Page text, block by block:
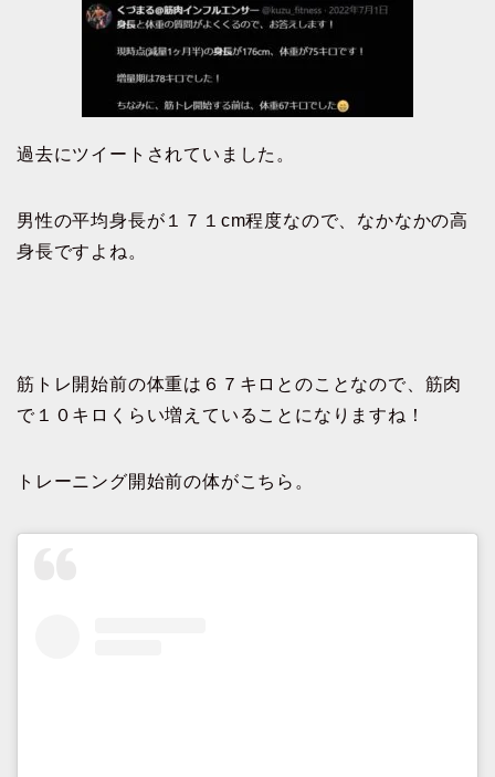
過去にツイートされていました。
男性の平均身長が１７１cm程度なので、なかなかの高
身長ですよね。
筋トレ開始前の体重は６７キロとのことなので、筋肉
で１０キロくらい増えていることになりますね！
トレーニング開始前の体がこちら。